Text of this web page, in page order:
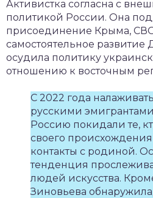
Активистка согласна с
политикой России. Она
присоединение Крыма,
самостоятельное развитие
осудила политику
отношению к восточным
С 2022 года
русскими эмигрантами
Россию покидали те,
своего происхождения
контакты с родиной.
тенденция
людей искусства.
Зиновьева